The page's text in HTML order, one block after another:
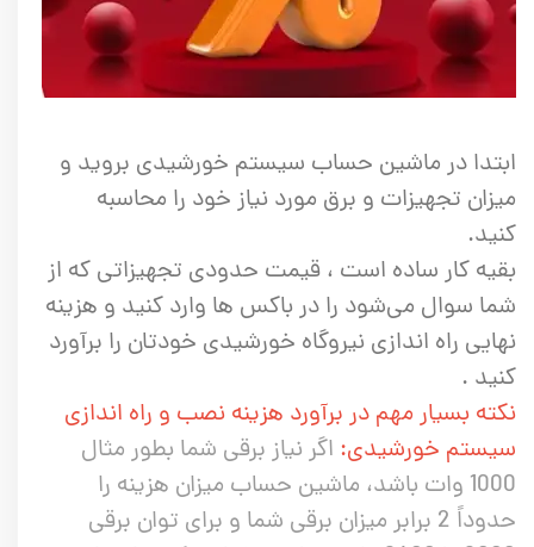
ابتدا در ماشین حساب سیستم خورشیدی بروید و
میزان تجهیزات و برق مورد نیاز خود را محاسبه
کنید.
بقیه کار ساده است ، قیمت حدودی تجهیزاتی که از
شما سوال می‌شود را در باکس ها وارد کنید و هزینه
نهایی راه اندازی نیروگاه خورشیدی خودتان را برآورد
کنید .
نکته بسیار مهم در برآورد هزینه نصب و راه اندازی
سیستم خورشیدی: اگر نیاز برقی شما بطور مثال
1000 وات باشد، ماشین حساب میزان هزینه را
حدوداً 2 برابر میزان برقی شما و برای توان برقی